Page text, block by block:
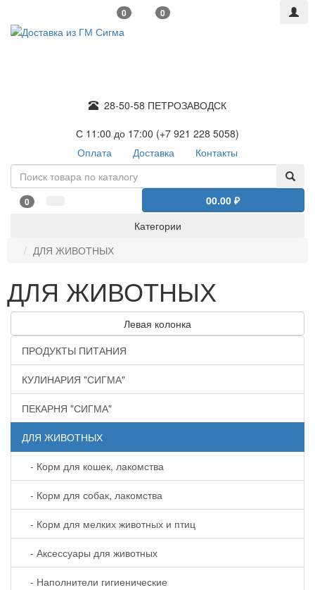
0 0
28-50-58 ПЕТРОЗАВОДСК
С 11:00 до 17:00 (+7 921 228 5058)
Оплата
Доставка Контакты
0 00.00 ₽
Категории
ДЛЯ ЖИВОТНЫХ
ДЛЯ ЖИВОТНЫХ
Левая колонка
ПРОДУКТЫ ПИТАНИЯ
КУЛИНАРИЯ "СИГМА"
ПЕКАРНЯ "СИГМА"
ДЛЯ ЖИВОТНЫХ
- Корм для кошек, лакомства
- Корм для собак, лакомства
- Корм для мелких животных и птиц
- Аксессуары для животных
- Наполнители гигиенические